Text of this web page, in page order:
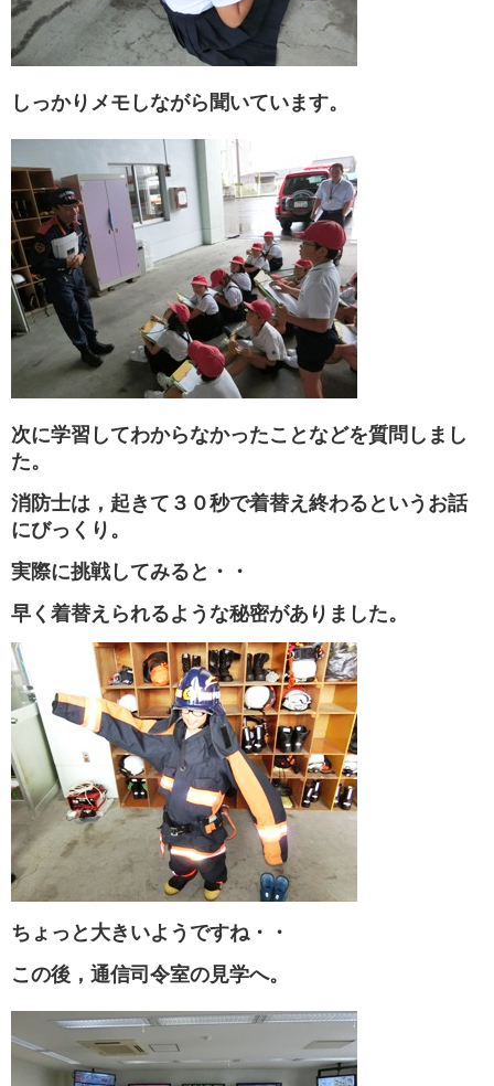
しっかりメモしながら聞いています。
次に学習してわからなかったことなどを質問しまし
た。
消防士は，起きて３０秒で着替え終わるというお話
にびっくり。
実際に挑戦してみると・・
早く着替えられるような秘密がありました。
ちょっと大きいようですね・・
この後，通信司令室の見学へ。